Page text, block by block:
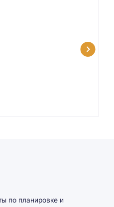
по планировке и